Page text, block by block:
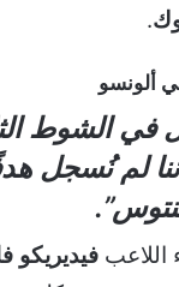
.
ألونسو
في الشوط
لم نُسجل
اللاعب فيديريكو